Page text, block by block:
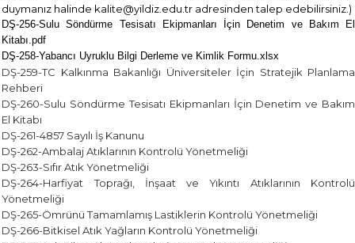
duymanız halinde kalite@yildiz.edu.tr adresinden talep edebilirsiniz.)
DŞ-256-Sulu Söndürme Tesisatı Ekipmanları İçin Denetim ve Bakım El
Kitabı.pdf
DŞ-258-Yabancı Uyruklu Bilgi Derleme ve Kimlik Formu.xlsx
DŞ-259-TC Kalkınma Bakanlığı Üniversiteler İçin Stratejik Planlama
Rehberi
DŞ-260-Sulu Söndürme Tesisatı Ekipmanları İçin Denetim ve Bakım
El Kitabı
DŞ-261-4857 Sayılı İş Kanunu
DŞ-262-Ambalaj Atıklarının Kontrolü Yönetmeliği
DŞ-263-Sıfır Atık Yönetmeliği
DŞ-264-Harfiyat Toprağı, İnşaat ve Yıkıntı Atıklarının Kontrolü
Yönetmeliği
DŞ-265-Ömrünü Tamamlamış Lastiklerin Kontrolü Yönetmeliği
DŞ-266-Bitkisel Atık Yağların Kontrolü Yönetmeliği